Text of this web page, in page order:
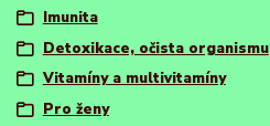
Imunita
Detoxikace, očista organismu
Vitamíny a multivitamíny
Pro ženy